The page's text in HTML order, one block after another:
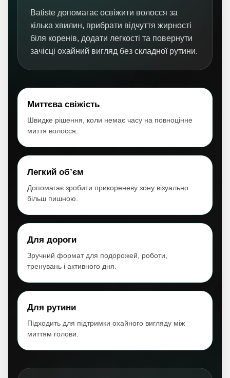
Batiste допомагає освіжити волосся за
кілька хвилин, прибрати відчуття жирності
біля коренів, додати легкості та повернути
зачісці охайний вигляд без складної рутини.
Миттєва свіжість
Швидке рішення, коли немає часу на повноцінне
миття волосся.
Легкий об’єм
Допомагає зробити прикореневу зону візуально
більш пишною.
Для дороги
Зручний формат для подорожей, роботи,
тренувань і активного дня.
Для рутини
Підходить для підтримки охайного вигляду між
миттям голови.